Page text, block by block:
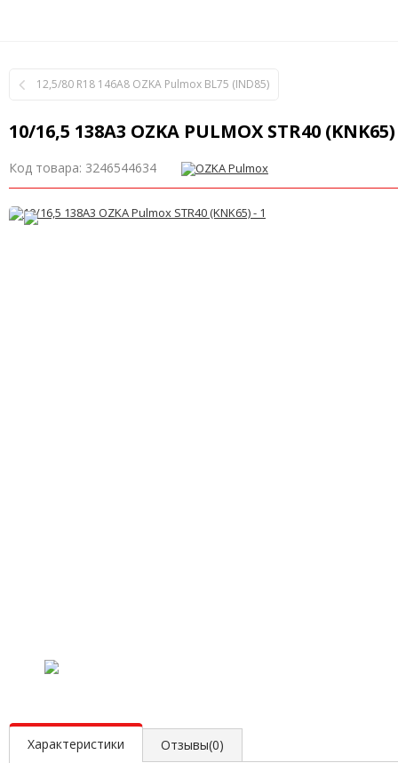
12,5/80 R18 146A8 OZKA Pulmox BL75 (IND85)
10/16,5 138A3 OZKA PULMOX STR40 (KNK65)
Код товара: 3246544634
Характеристики Отзывы(0)